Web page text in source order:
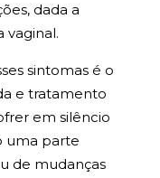
dada a
vaginal.
sintomas é o
e tratamento
em silêncio
uma parte
de mudanças